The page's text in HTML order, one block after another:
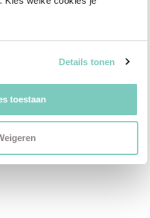
Details tonen
toestaan